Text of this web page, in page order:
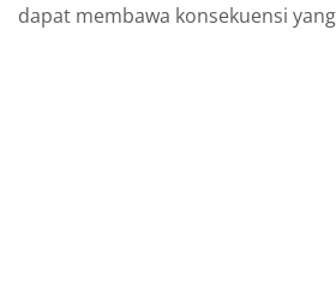
dapat membawa konsekuensi